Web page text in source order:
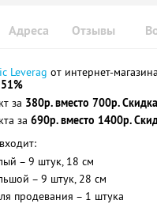
Отзывы
Адреса
Leverag от интернет-магазина
за 380р. вместо 700р.
за 690р. вместо 1400р.
– 9 штук, 18 см
– 9 штук, 28 см
продевания – 1 штука